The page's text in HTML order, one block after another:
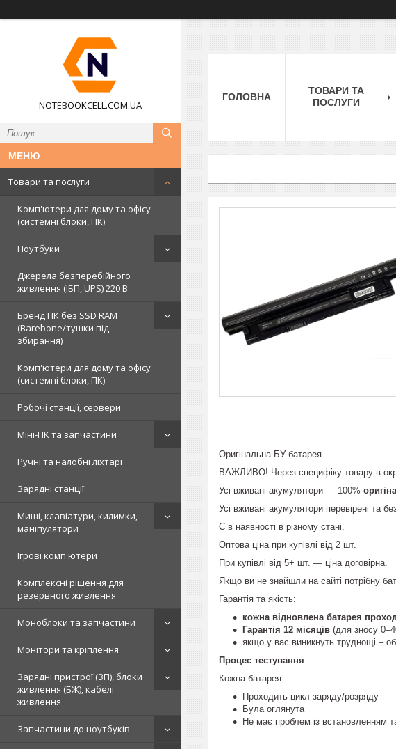
NOTEBOOKCELL.COM.UA
Товари та послуги
Комп'ютери для дому та офісу
(системні блоки, ПК)
Ноутбуки
Джерела безперебійного
живлення (ІБП, UPS) 220 В
Бренд ПК без SSD RAM
(Barebone/тушки під
збирання)
Комп'ютери для дому та офісу
(системні блоки, ПК)
Робочі станції, сервери
Міні-ПК та запчастини
Ручні та налобні ліхтарі
Зарядні станції
Миші, клавіатури, килимки,
маніпулятори
Ігрові комп'ютери
Комплексні рішення для
резервного живлення
Моноблоки та запчастини
Монітори та кріплення
Зарядні пристрої (ЗП), блоки
живлення (БЖ), кабелі
живлення
Запчастини до ноутбуків
ГОЛОВНА
ТОВАРИ ТА
ПОСЛУГИ
Оригінальна БУ батарея
ВАЖЛИВО! Через специфіку товару в
Усі вживані акумулятори — 100%
Усі вживані акумулятори перевірені та
Є в наявності в різному стані.
Оптова ціна при купівлі від 2 шт.
При купівлі від 5+ шт. — ціна договірна.
Якщо ви не знайшли на сайті потрібну
Гарантія та якість:
кожна відновлена батарея
Гарантія 12 місяців (для зносу
якщо у вас виникнуть труднощі –
Процес тестування
Кожна батарея:
Проходить цикл заряду/розряду
Була оглянута
Не має проблем із встановленням